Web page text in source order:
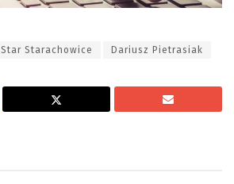
Star Starachowice Dariusz Pietrasiak